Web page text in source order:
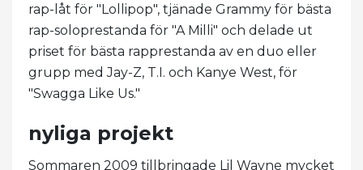
rap-låt för "Lollipop", tjänade Grammy för bästa
rap-soloprestanda för "A Milli" och delade ut
priset för bästa rapprestanda av en duo eller
grupp med Jay-Z, T.I. och Kanye West, för
"Swagga Like Us."
nyliga projekt
Sommaren 2009 tillbringade Lil Wayne mycket